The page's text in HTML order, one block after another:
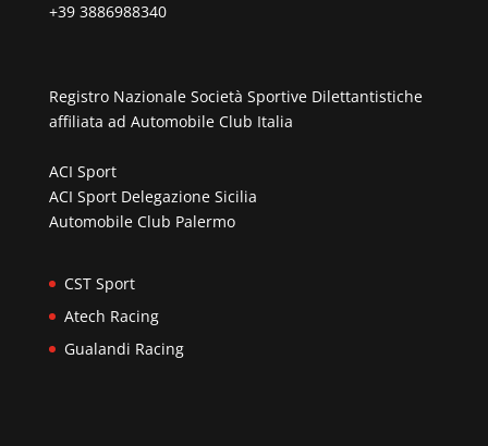
+39 3886988340
Registro Nazionale Società Sportive Dilettantistiche
affiliata ad Automobile Club Italia
ACI Sport
ACI Sport Delegazione Sicilia
Automobile Club Palermo
CST Sport
Atech Racing
Gualandi Racing